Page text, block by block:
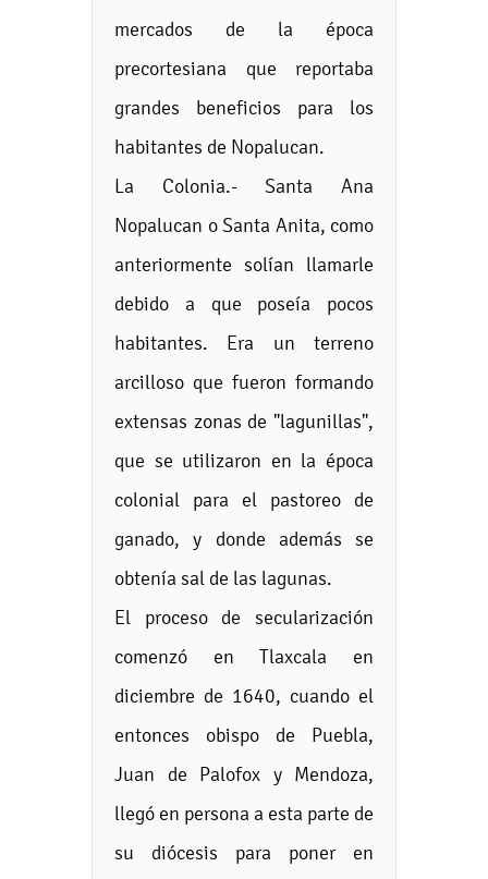
mercados de la época
precortesiana que reportaba
grandes beneficios para los
habitantes de Nopalucan.
La Colonia.- Santa Ana
Nopalucan o Santa Anita, como
anteriormente solían llamarle
debido a que poseía pocos
habitantes. Era un terreno
arcilloso que fueron formando
extensas zonas de "lagunillas",
que se utilizaron en la época
colonial para el pastoreo de
ganado, y donde además se
obtenía sal de las lagunas.
El proceso de secularización
comenzó en Tlaxcala en
diciembre de 1640, cuando el
entonces obispo de Puebla,
Juan de Palofox y Mendoza,
llegó en persona a esta parte de
su diócesis para poner en